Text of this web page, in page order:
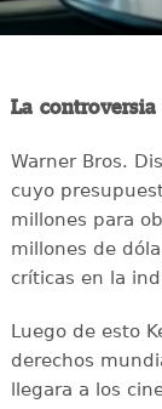
La controversia
Warner Bros.
cuyo
millones para
millones de
críticas en la
Luego de esto
derechos
llegara a los